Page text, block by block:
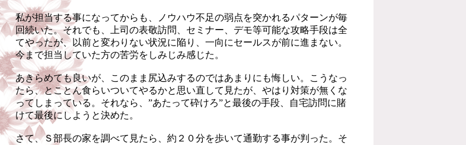
私が担当する事になってからも、ノウハウ不足の弱点を突かれるパターンが毎
回続いた。それでも、上司の表敬訪問、セミナー、デモ等可能な攻略手段は全
てやったが、以前と変わりない状況に陥り、一向にセールスが前に進まない。
今まで担当していた方の苦労をしみじみ感じた。
あきらめても良いが、このまま尻込みするのではあまりにも悔しい。こうなっ
たら、とことん食らいついてやるかと思い直して見たが、やはり対策が無くな
ってしまっている。それなら、”あたって砕けろ”と最後の手段、自宅訪問に賭
けて最後にしようと決めた。
さて、Ｓ部長の家を調べて見たら、約２０分を歩いて通勤する事が判った。そ